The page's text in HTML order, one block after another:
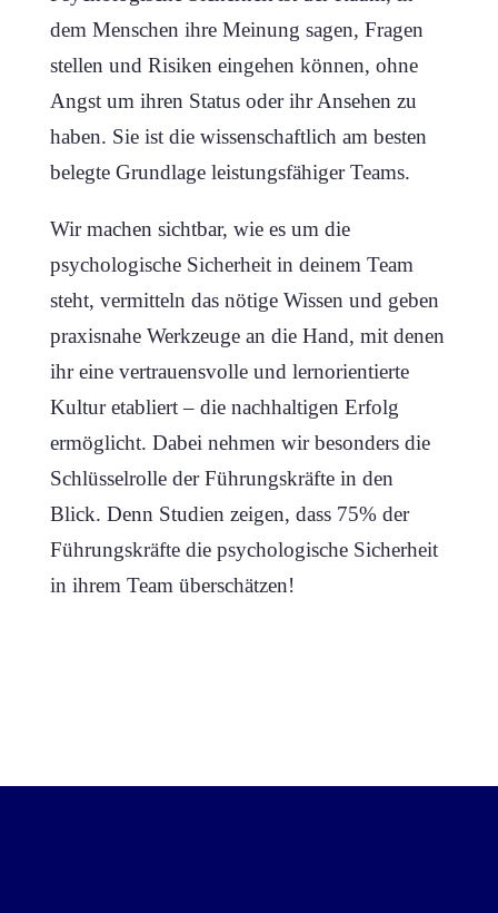
dem Menschen ihre Meinung sagen, Fragen
stellen und Risiken eingehen können, ohne
Angst um ihren Status oder ihr Ansehen zu
haben. Sie ist die wissenschaftlich am besten
belegte Grundlage leistungsfähiger Teams.
Wir machen sichtbar, wie es um die
psychologische Sicherheit in deinem Team
steht, vermitteln das nötige Wissen und geben
praxisnahe Werkzeuge an die Hand, mit denen
ihr eine vertrauensvolle und lernorientierte
Kultur etabliert – die nachhaltigen Erfolg
ermöglicht. Dabei nehmen wir besonders die
Schlüsselrolle der Führungskräfte in den
Blick. Denn Studien zeigen, dass 75% der
Führungskräfte die psychologische Sicherheit
in ihrem Team überschätzen!